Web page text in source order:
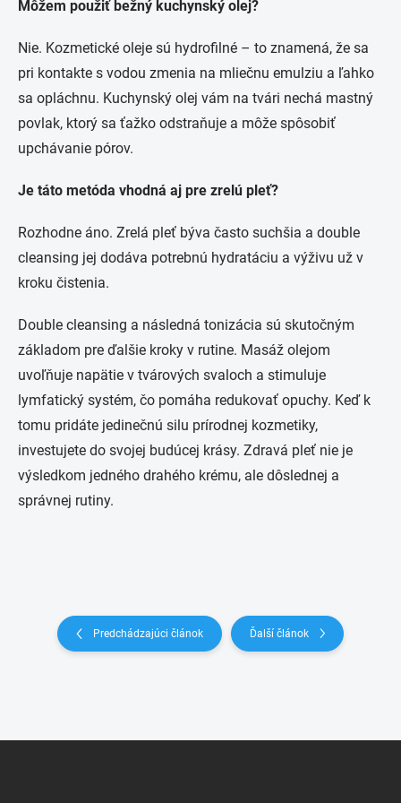
Môžem použiť bežný kuchynský olej?
Nie. Kozmetické oleje sú hydrofilné – to znamená, že sa
pri kontakte s vodou zmenia na mliečnu emulziu a ľahko
sa opláchnu. Kuchynský olej vám na tvári nechá mastný
povlak, ktorý sa ťažko odstraňuje a môže spôsobiť
upchávanie pórov.
Je táto metóda vhodná aj pre zrelú pleť?
Rozhodne áno. Zrelá pleť býva často suchšia a double
cleansing jej dodáva potrebnú hydratáciu a výživu už v
kroku čistenia.
Double cleansing a následná tonizácia sú skutočným
základom pre ďalšie kroky v rutine. Masáž olejom
uvoľňuje napätie v tvárových svaloch a stimuluje
lymfatický systém, čo pomáha redukovať opuchy. Keď k
tomu pridáte jedinečnú silu prírodnej kozmetiky,
investujete do svojej budúcej krásy. Zdravá pleť nie je
výsledkom jedného drahého krému, ale dôslednej a
správnej rutiny.
Predchádzajúci článok Ďalší článok